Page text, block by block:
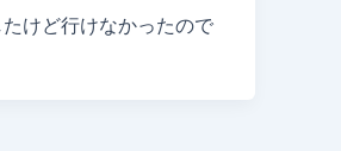
けど行けなかったので